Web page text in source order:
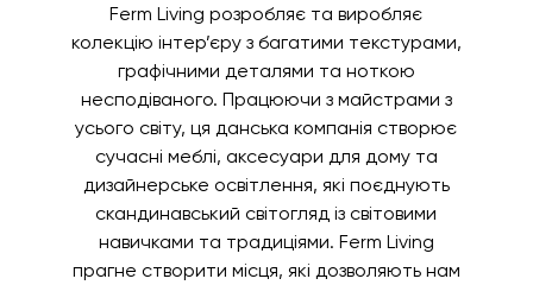
Ferm Living розробляє та виробляє
колекцію інтер’єру з багатими текстурами,
графічними деталями та ноткою
несподіваного. Працюючи з майстрами з
усього світу, ця данська компанія створює
сучасні меблі, аксесуари для дому та
дизайнерське освітлення, які поєднують
скандинавський світогляд із світовими
навичками та традиціями. Ferm Living
прагне створити місця, які дозволяють нам